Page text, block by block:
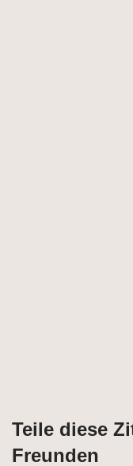
Teile diese
Freunden